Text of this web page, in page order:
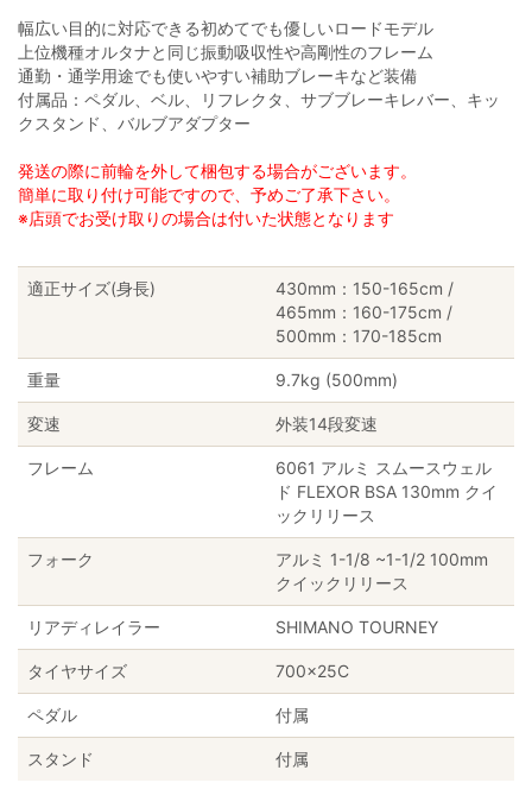
幅広い目的に対応できる初めてでも優しいロードモデル
上位機種オルタナと同じ振動吸収性や高剛性のフレーム
通勤・通学用途でも使いやすい補助ブレーキなど装備
付属品：ペダル、ベル、リフレクタ、サブブレーキレバー、キッ
クスタンド、バルブアダプター
発送の際に前輪を外して梱包する場合がございます。
簡単に取り付け可能ですので、予めご了承下さい。
※店頭でお受け取りの場合は付いた状態となります
適正サイズ(身長)
430mm：150-165cm /
465mm：160-175cm /
500mm：170-185cm
重量 9.7kg (500mm)
変速 外装14段変速
フレーム
6061 アルミ スムースウェル
ド FLEXOR BSA 130mm クイ
ックリリース
フォーク
アルミ 1-1/8 ~1-1/2 100mm
クイックリリース
リアディレイラー SHIMANO TOURNEY
タイヤサイズ 700×25C
ペダル 付属
スタンド 付属